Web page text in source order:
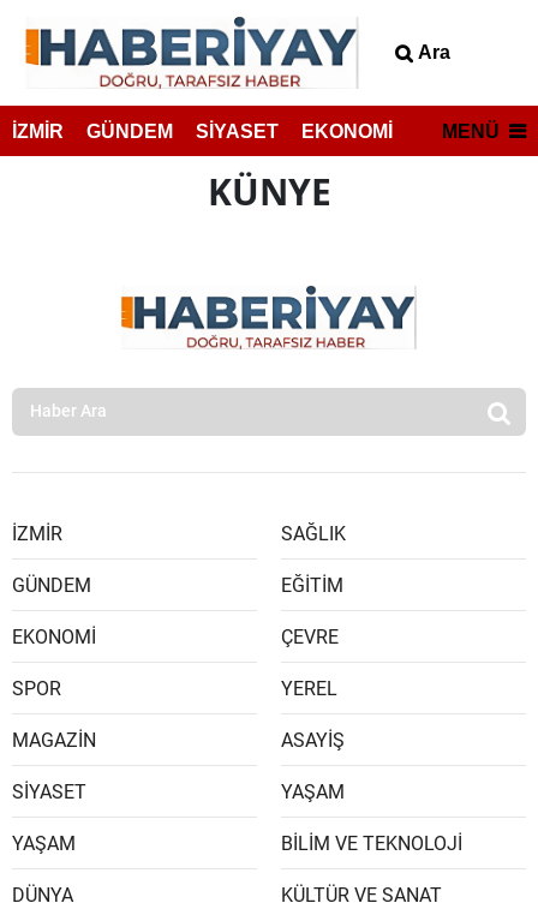
Ara
İZMİR GÜNDEM SİYASET EKONOMİ MENÜ
KÜNYE
İZMİR
GÜNDEM
EKONOMİ
SPOR
MAGAZİN
SİYASET
YAŞAM
DÜNYA
SAĞLIK
EĞİTİM
ÇEVRE
YEREL
ASAYİŞ
YAŞAM
BİLİM VE TEKNOLOJİ
KÜLTÜR VE SANAT